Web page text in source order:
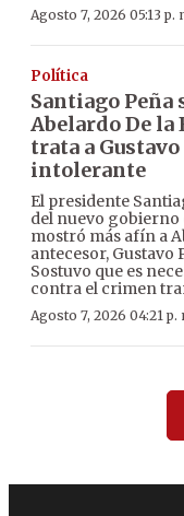
Agosto 7, 2026 05:13 p.
Política
Santiago Peña
Abelardo De
trata a
intolerante
El presidente
del nuevo gobierno
mostró más afín a
antecesor, Gustavo
Sostuvo que es
contra el crimen
Agosto 7, 2026 04:21 p.